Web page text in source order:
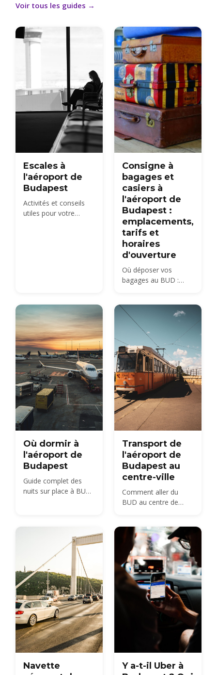
Voir tous les guides →
Escales à
l'aéroport de
Budapest
Activités et conseils
utiles pour votre
Consigne à
bagages et
casiers à
l'aéroport de
Budapest :
emplacements,
tarifs et
horaires
d'ouverture
Où déposer vos
bagages au BUD :
les terminaux 2A et
2B, casiers
automatiques 24h/24
et 7j/7, tarifs et
horaires d'ouverture.
Où dormir à
l'aéroport de
Budapest
Guide complet des
nuits sur place à BUD :
matinaux ou tardifs.
Transport de
l'aéroport de
Budapest au
centre-ville
Comment aller du
BUD au centre de
et transfert
comparées, avec prix
et temps de trajet.
Navette
Y a-t-il Uber à